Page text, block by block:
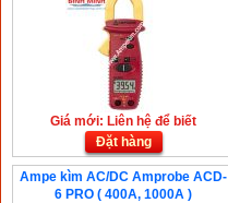
Giá mới: Liên hệ để biết
Đặt hàng
Ampe kìm AC/DC Amprobe ACD-
6 PRO ( 400A, 1000A )